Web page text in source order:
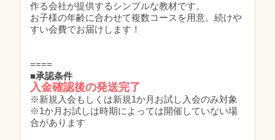
作る会社が提供するシンプルな教材です。
お子様の年齢に合わせて複数コースを用意。続けや
すい会費でお届けします！
====
■承認条件
入金確認後の発送完了
※新規入会もしくは新規1か月お試し入会のみ対象
※1か月お試しは時期によっては開催していない場
合があります